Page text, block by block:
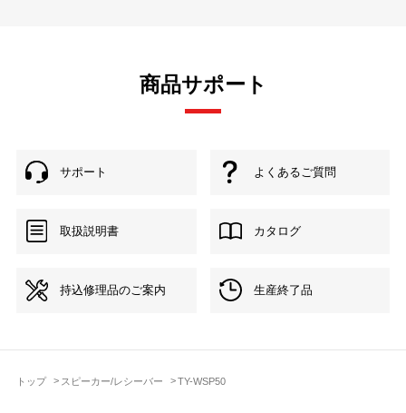
トップ スピーカー/レシーバー TY-WSP50
商品サポート
サポート よくあるご質問
取扱説明書 カタログ
持込修理品のご案内 生産終了品